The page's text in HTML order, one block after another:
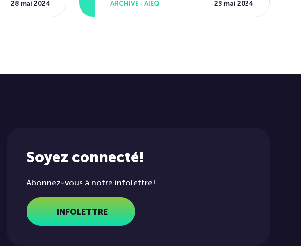
28 mai 2024 ARCHIVE - AIEQ 28 mai 2024
Soyez connecté!
Abonnez-vous à notre infolettre!
INFOLETTRE